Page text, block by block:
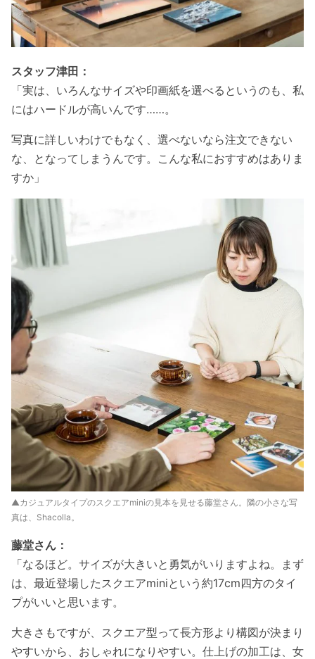
スタッフ津田：
「実は、いろんなサイズや印画紙を選べるというのも、私
にはハードルが高いんです……。
写真に詳しいわけでもなく、選べないなら注文できない
な、となってしまうんです。こんな私におすすめはありま
すか」
▲カジュアルタイプのスクエアminiの見本を見せる藤堂さん。隣の小さな写
真は、Shacolla。
藤堂さん：
「なるほど。サイズが大きいと勇気がいりますよね。まず
は、最近登場したスクエアminiという約17cm四方のタイ
プがいいと思います。
大きさもですが、スクエア型って長方形より構図が決まり
やすいから、おしゃれになりやすい。仕上げの加工は、女